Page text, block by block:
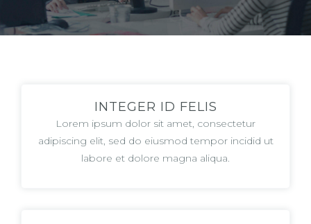
INTEGER ID FELIS
Lorem ipsum dolor sit amet, consectetur
adipiscing elit, sed do eiusmod tempor incidid ut
labore et dolore magna aliqua.